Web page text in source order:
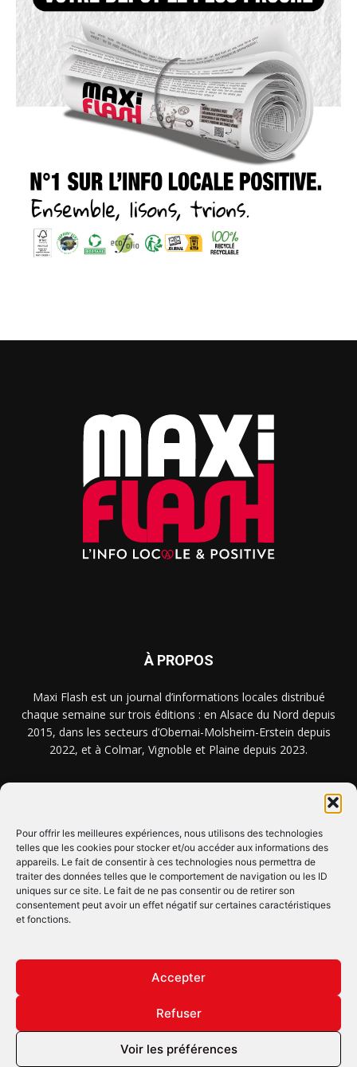
Pour offrir les meilleures expériences, nous utilisons des technologies
telles que les cookies pour stocker et/ou accéder aux informations des
appareils. Le fait de consentir à ces technologies nous permettra de
traiter des données telles que le comportement de navigation ou les ID
uniques sur ce site. Le fait de ne pas consentir ou de retirer son
consentement peut avoir un effet négatif sur certaines caractéristiques
et fonctions.
Accepter
Refuser
Voir les préférences
À PROPOS
Maxi Flash est un journal d’informations locales distribué
chaque semaine sur trois éditions : en Alsace du Nord depuis
2015, dans les secteurs d’Obernai-Molsheim-Erstein depuis
2022, et à Colmar, Vignoble et Plaine depuis 2023.
CLIQUEZ ICI !
SUIVEZ-NOUS !
© Copyright © 2022 Maxi Flash